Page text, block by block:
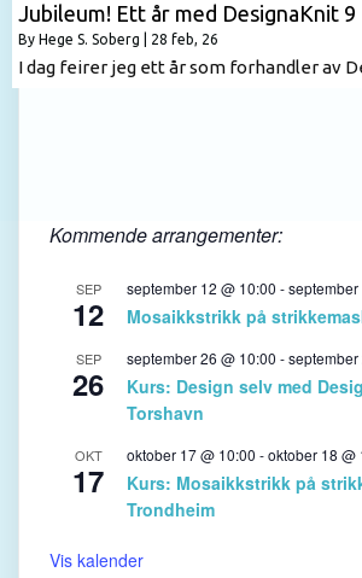
Jubileum! Ett år med DesignaKnit 9
By Hege S. Soberg 28 feb, 26
I dag feirer jeg ett år som forhandler av
Kommende arrangementer:
SEP
12
september 12 @ 10:00 -september
Mosaikkstrikk på
SEP
26
september 26 @ 10:00 -september
Kurs: Design selv med
Torshavn
OKT
17
oktober 17 @ 10:00 -oktober 18 @
Kurs: Mosaikkstrikk på
Trondheim
Vis kalender